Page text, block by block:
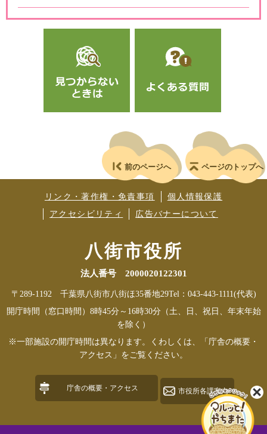
前のページへ ページのトップへ
リンク・著作権・免責事項
個人情報保護
アクセシビリティ
広告バナーについて
八街市役所
法人番号 2000020122301
〒289-1192 千葉県八街市八街ほ35番地29Tel：043-443-1111(代表)
開庁時間（窓口時間）8時45分～16時30分（土、日、祝日、年末年始
を除く）
※一部施設の開庁時間は異なります。くわしくは、「庁舎の概要・
アクセス」をご覧ください。
庁舎の概要・アクセス 市役所各課案内